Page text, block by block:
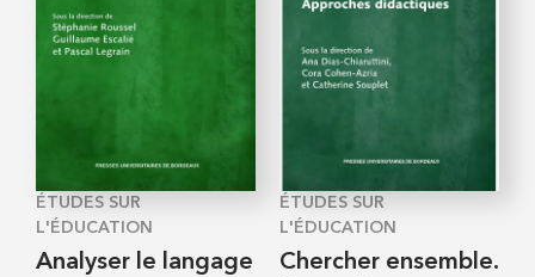
ÉTUDES SUR
L'ÉDUCATION
Analyser le langage
ÉTUDES SUR
L'ÉDUCATION
Chercher ensemble.